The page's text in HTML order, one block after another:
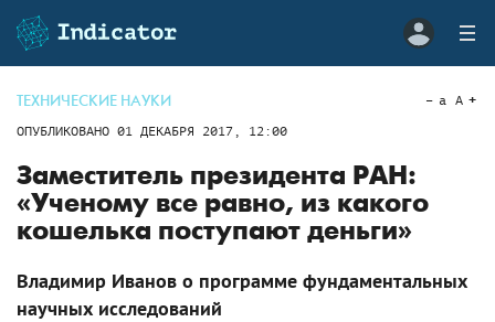
ТЕХНИЧЕСКИЕ НАУКИ
ОПУБЛИКОВАНО 01 ДЕКАБРЯ 2017, 12:00
a A
Заместитель президента РАН:
«Ученому все равно, из какого
кошелька поступают деньги»
Владимир Иванов о программе фундаментальных
научных исследований